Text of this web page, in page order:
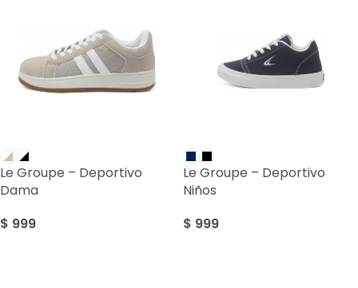
Le Groupe – Deportivo
Dama
$ 999
Le Groupe – Deportivo
Niños
$ 999